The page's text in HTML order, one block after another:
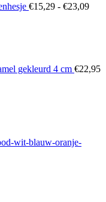
€15,29 - €23,09
gekleurd 4 cm €22,95
wit-blauw-oranje-